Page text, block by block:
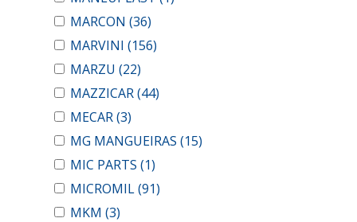
MARCON (36)
MARVINI (156)
MARZU (22)
MAZZICAR(44)
MECAR(3)
MG MANGUEIRAS (15)
MIC PARTS (1)
MICROMIL(91)
MKM (3)